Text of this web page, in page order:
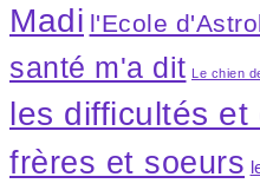
Madi l'Ecole
santé m'a dit Le chien
les difficultés et
frères et soeurs